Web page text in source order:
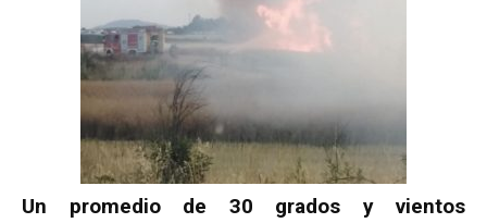
Un promedio de 30 grados y vientos